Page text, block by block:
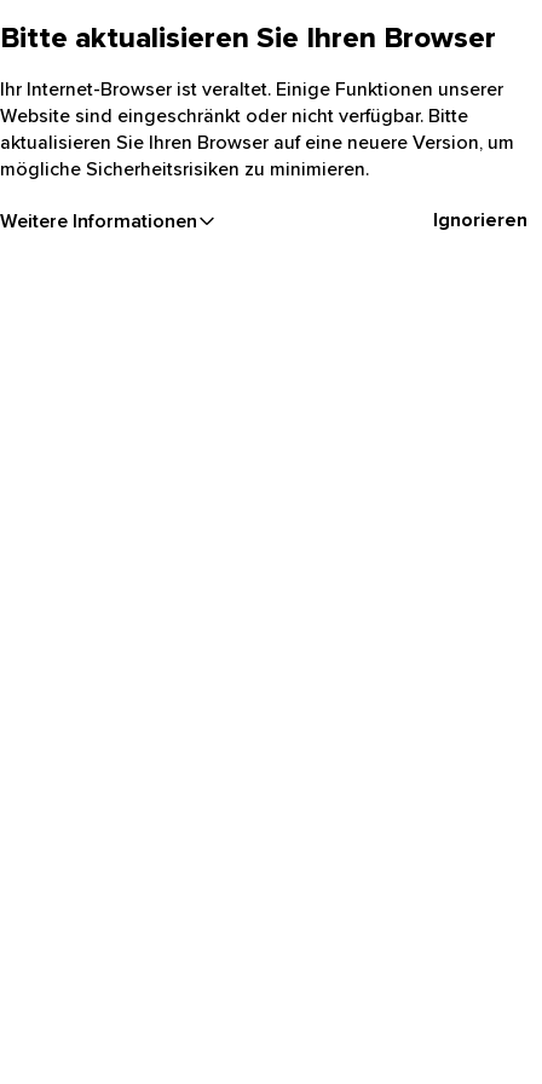
Bitte aktualisieren Sie Ihren Browser
Ihr Internet-Browser ist veraltet. Einige Funktionen unserer
Website sind eingeschränkt oder nicht verfügbar. Bitte
aktualisieren Sie Ihren Browser auf eine neuere Version, um
mögliche Sicherheitsrisiken zu minimieren.
Weitere Informationen Ignorieren